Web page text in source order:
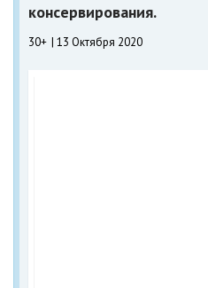
консервирования.
30+ 13 Октября 2020